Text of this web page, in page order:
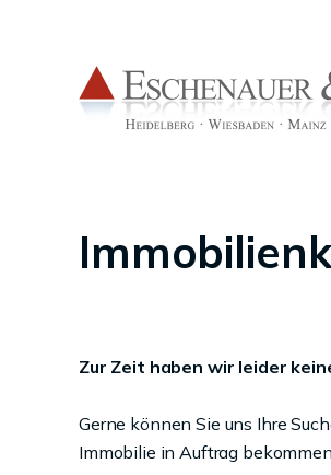
Zur Zeit haben wir leider
Gerne können Sie uns Ihre
Immobilie in Auftrag